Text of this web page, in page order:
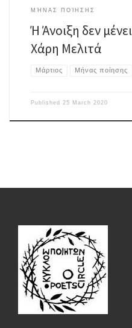
ΜΉΝΑΣ ΠΟΊΗΣΗΣ
Ή Άνοιξη δεν
Χάρη Μελιτά
Μάρτιος Μήνας ποίησης
Published 25 March 2020